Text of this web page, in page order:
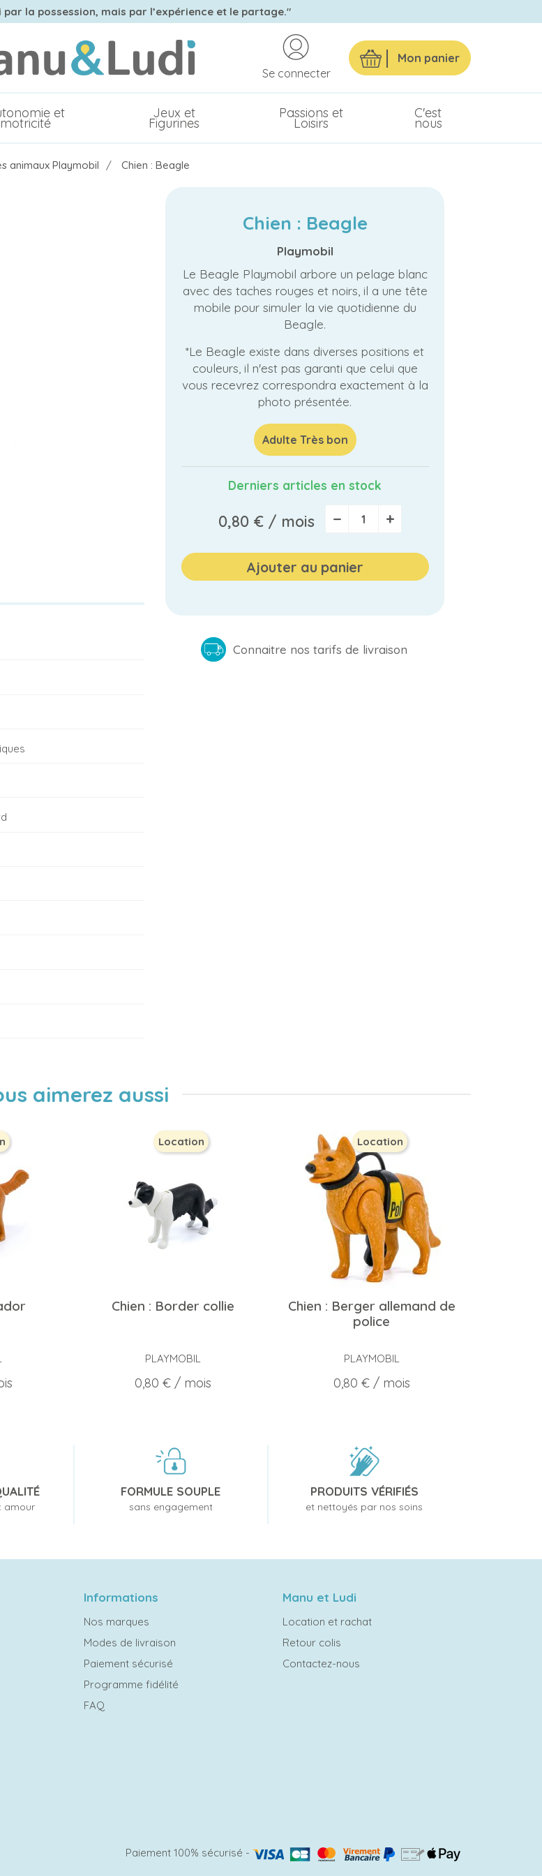
la possession, mais par l’expérience et le partage."
Mon panier
Se connecter
et
motricité
Jeux et
Figurines
Passions et
Loisirs
C'est
nous
animaux Playmobil Chien : Beagle
Chien : Beagle
Playmobil
Le Beagle Playmobil arbore un pelage blanc
avec des taches rouges et noirs, il a une tête
mobile pour simuler la vie quotidienne du
Beagle.
*Le Beagle existe dans diverses positions et
couleurs, il n'est pas garanti que celui que
vous recevrez correspondra exactement à la
photo présentée.
Adulte Très bon
Derniers articles en stock
0,80 € / mois − +
Ajouter au panier
Connaitre nos tarifs de livraison
aimerez aussi
Chien : Border collie
PLAYMOBIL
Prix
0,80 €/ mois
Location
Chien : Berger allemand de
police
PLAYMOBIL
Prix
0,80 €/ mois
Location
amour
FORMULE SOUPLE
sans engagement
PRODUITS VÉRIFIÉS
et nettoyés par nos soins
Informations
Nos marques
Modes de livraison
Paiement sécurisé
Programme fidélité
FAQ
Manu et Ludi
Location et rachat
Retour colis
Contactez-nous
Paiement 100% sécurisé -